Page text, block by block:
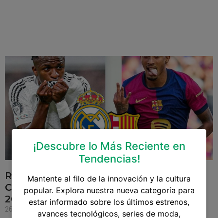
Real Madrid vs. Barcelona: Un Nuevo
Capítulo del Clásico Español en LaLiga
2024/25
26 de octubre de 2024
¡Descubre lo Más Reciente en
Tendencias!
Mantente al filo de la innovación y la cultura
popular. Explora nuestra nueva categoría para
estar informado sobre los últimos estrenos,
avances tecnológicos, series de moda,